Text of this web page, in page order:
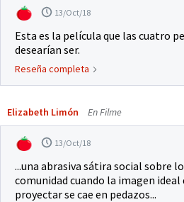
13/Oct/18
Esta es la película que las cuatro
desearían ser.
Reseña completa
Elizabeth Limón En Filme
13/Oct/18
...una abrasiva sátira social sobre
comunidad cuando la imagen ideal
proyectar se cae en pedazos...